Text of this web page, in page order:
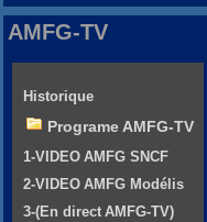
AMFG-TV
Historique
Programe AMFG-TV
1-VIDEO AMFG SNCF
2-VIDEO AMFG Modélis
3-(En direct AMFG-TV)